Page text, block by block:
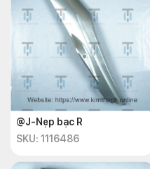
@J-Nẹp bạc R
SKU: 1116486